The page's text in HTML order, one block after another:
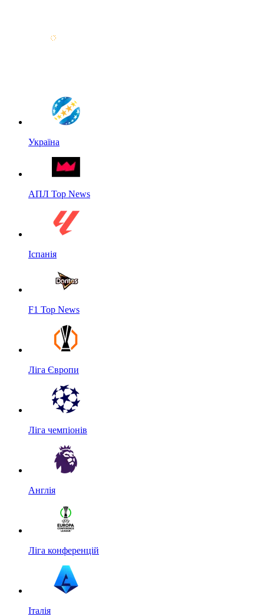
Україна
АПЛ Top News
Іспанія
F1 Top News
Ліга Європи
Ліга чемпіонів
Англія
Ліга конференцій
Італія